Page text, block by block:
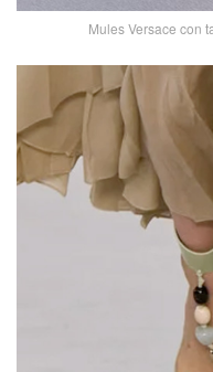
Mules Versace con